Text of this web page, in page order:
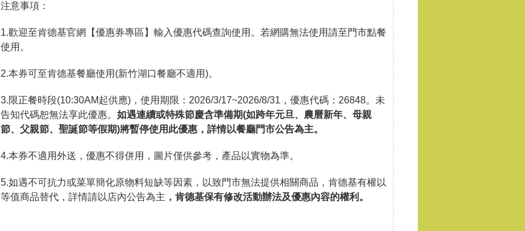
注意事項：
1.歡迎至肯德基官網【優惠券專區】輸入優惠代碼查詢使用。若網購無法使用請至門市點餐
使用。
2.本券可至肯德基餐廳使用(新竹湖口餐廳不適用)。
3.限正餐時段(10:30AM起供應)，使用期限：2026/3/17~2026/8/31，優惠代碼：26848。未
告知代碼恕無法享此優惠。 如遇連續或特殊節慶含準備期(如跨年元旦、農曆新年、母親
節、父親節、聖誕節等假期)將暫停使用此優惠，詳情以餐廳門市公告為主。
4.本券不適用外送，優惠不得併用，圖片僅供參考，產品以實物為準。
5.如遇不可抗力或菜單簡化原物料短缺等因素，以致門市無法提供相關商品，肯德基有權以
等值商品替代，詳情請以店內公告為主 ，肯德基保有修改活動辦法及優惠內容的權利。